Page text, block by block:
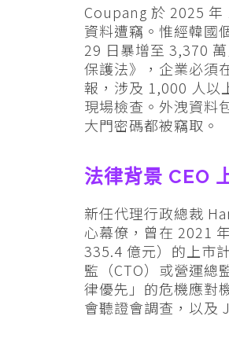
Coupang 於 2025 年
資料遭竊。惟經韓國
29 日暴增至 3,370
保護法》，企業必須
報，涉及 1,000 人以
現場檢查。外洩資料
大門密碼都被竊取。
法律背景 CEO
新任代理行政總裁
心幕僚，曾在 2021
335.4 億元）的上市
監（CTO）或營運總
律優先」的危機應對
會聽證會調查，以及